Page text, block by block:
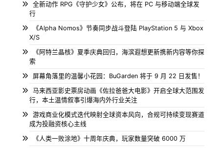
全新动作 RPG《守护少女》公布，将在 PC 与移动端全球发
行
《Alpha Nomos》节奏同步战斗登陆 PlayStation 5 与 Xbox
X/S
《阿特兰晶核》夏季庆典回归，海滨遐想更新携新内容等你探
索
屏幕角落里的温馨小花园：BuGarden 将于 9 月 22 日发售！
马来西亚影史票房动画《佐拉爸爸大电影》开启全球大范围发
行，本土温情叙事引爆海内外行业关注
游戏商业化模式迭代映射全球资本风向，合规可持续变现赛道
成为投融资核心主线
《人类一败涂地》十周年庆典，玩家数量突破 6000 万